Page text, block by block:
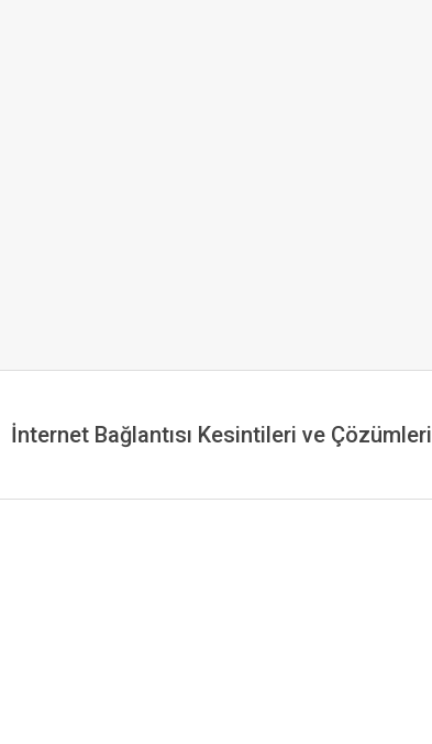
İnternet Bağlantısı Kesintileri ve Çözümleri